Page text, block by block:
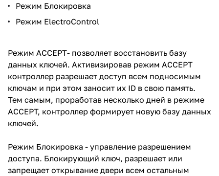
Режим Блокировка
Режим ElectroControl
Режим ACCEPT- позволяет восстановить базу
данных ключей. Активизировав режим ACCEPT
контроллер разрешает доступ всем подносимым
ключам и при этом заносит их ID в свою память.
Тем самым, проработав несколько дней в режиме
ACCEPT, контроллер формирует новую базу данных
ключей.
Режим Блокировка - управление разрешением
доступа. Блокирующий ключ, разрешает или
запрещает открывание двери всем остальным